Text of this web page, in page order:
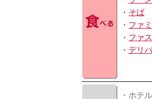
・ そば
・ ファ
・ ファ
・ デリ
・ホテル